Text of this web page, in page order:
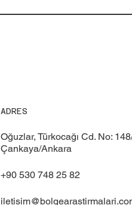
ADRES
Oğuzlar, Türkocağı Cd. No:
Çankaya/Ankara
+90 530 748 25 82